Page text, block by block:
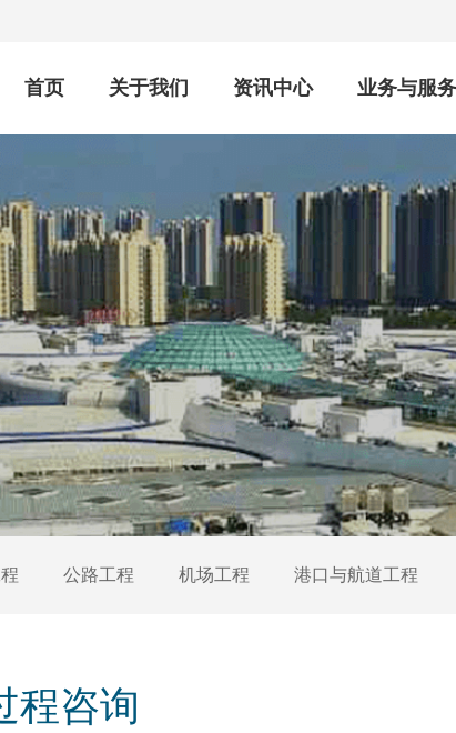
首页 关于我们 资讯中心 业务与服务
公路工程 机场工程 港口与航道工程
程咨询